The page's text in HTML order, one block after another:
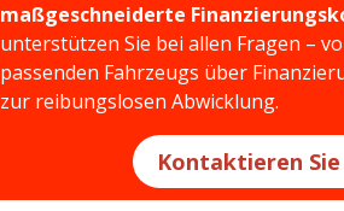
maßgeschneiderte
unterstützen Sie bei allen Fragen –
passenden Fahrzeugs über
zur reibungslosen Abwicklung.
Kontaktieren Sie